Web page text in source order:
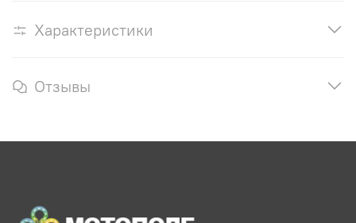
Характеристики
Отзывы